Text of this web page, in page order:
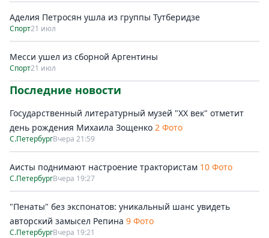
Аделия Петросян ушла из группы Тутберидзе
Спорт21 июл
Месси ушел из сборной Аргентины
Спорт21 июл
Последние новости
Государственный литературный музей "ХХ век" отметит
день рождения Михаила Зощенко 2 Фото
С.ПетербургВчера 21:59
Аисты поднимают настроение трактористам 10 Фото
С.ПетербургВчера 19:27
"Пенаты" без экспонатов: уникальный шанс увидеть
авторский замысел Репина 9 Фото
С.ПетербургВчера 19:21